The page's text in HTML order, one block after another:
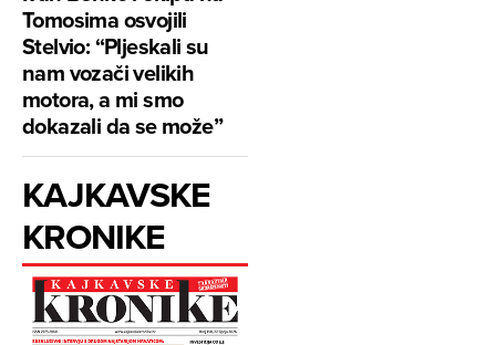
Tomosima osvojili
Stelvio: “Pljeskali su
nam vozači velikih
motora, a mi smo
dokazali da se može”
KAJKAVSKE
KRONIKE